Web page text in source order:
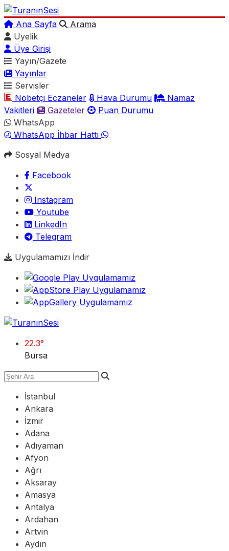
Ana Sayfa
Arama
Üyelik
Üye Girişi
Yayın/Gazete
Yayınlar
Servisler
Nöbetçi Eczaneler
Hava Durumu
Namaz
Vakitleri
Gazeteler
Puan Durumu
WhatsApp
WhatsApp İhbar Hattı
Sosyal Medya
Facebook
Instagram
Youtube
LinkedIn
Telegram
Uygulamamızı İndir
22.3°
Bursa
İstanbul
Ankara
İzmir
Adana
Adıyaman
Afyon
Ağrı
Aksaray
Amasya
Antalya
Ardahan
Artvin
Aydın